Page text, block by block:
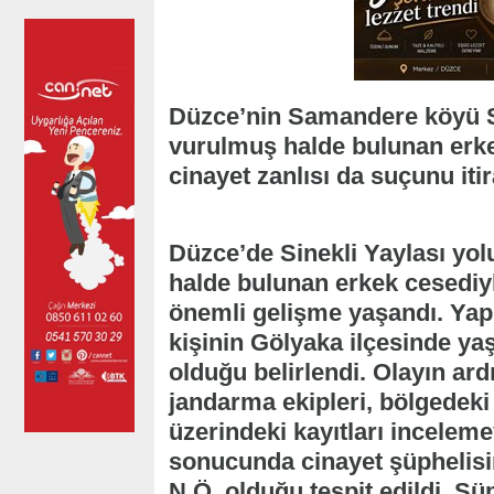
Düzce’nin Samandere köyü
vurulmuş halde bulunan
cinayet zanlısı da suçunu
Düzce’de Sinekli Yaylası
halde bulunan erkek
önemli gelişme yaşandı.
kişinin Gölyaka ilçesinde
olduğu belirlendi. Olayın
jandarma ekipleri,
üzerindeki kayıtları
sonucunda cinayet